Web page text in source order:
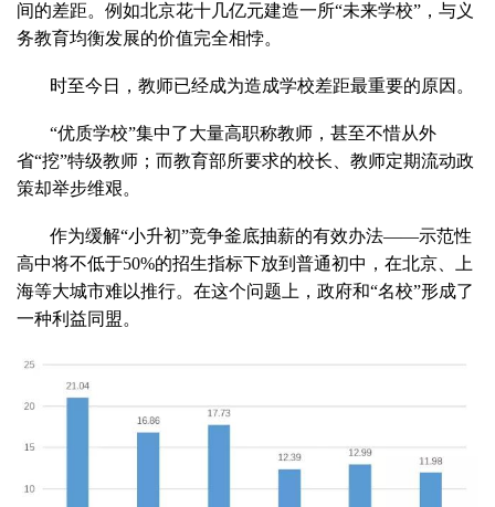
间的差距。例如北京花十几亿元建造一所“未来学校”，与义
务教育均衡发展的价值完全相悖。
时至今日，教师已经成为造成学校差距最重要的原因。
“优质学校”集中了大量高职称教师，甚至不惜从外
省“挖”特级教师；而教育部所要求的校长、教师定期流动政
策却举步维艰。
作为缓解“小升初”竞争釜底抽薪的有效办法——示范性
高中将不低于50%的招生指标下放到普通初中，在北京、上
海等大城市难以推行。在这个问题上，政府和“名校”形成了
一种利益同盟。